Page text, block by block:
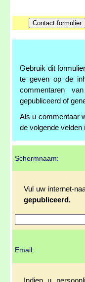
Gebruik dit formulier
te geven op de
commentaren
gepubliceerd of
Als u commentaar
de volgende velden
Schermnaam:
Vul uw internet-
gepubliceerd.
Email: